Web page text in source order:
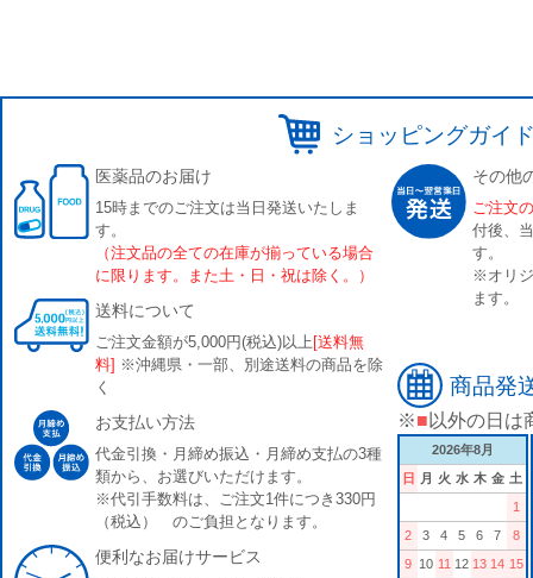
ショッピングガイ
医薬品のお届け
15時までのご注文は当日発送いたしま
す。
（注文品の全ての在庫が揃っている場合
に限ります。また土・日・祝は除く。）
送料について
ご注文金額が5,000円(税込)以上 [送料無
料] ※沖縄県・一部、別途送料の商品を除
く
お支払い方法
代金引換・月締め振込・月締め支払の3種
類から、お選びいただけます。
※代引手数料は、ご注文1件につき330円
（税込） のご負担となります。
便利なお届けサービス
その他
ご注文
付後、
す。
※オリ
ます。
商品発
※■ 以外の日は
2026年8月
日
月 火 水 木 金 土
1
2
3 4 5 6 7
8
9 10 11 12 13 14 15